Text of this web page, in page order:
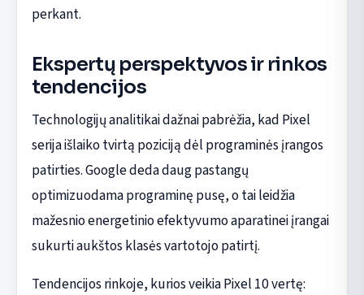
perkant.
Ekspertų perspektyvos ir rinkos
tendencijos
Technologijų analitikai dažnai pabrėžia, kad Pixel
serija išlaiko tvirtą poziciją dėl programinės įrangos
patirties. Google deda daug pastangų
optimizuodama programinę pusę, o tai leidžia
mažesnio energetinio efektyvumo aparatinei įrangai
sukurti aukštos klasės vartotojo patirtį.
Tendencijos rinkoje, kurios veikia Pixel 10 vertę: